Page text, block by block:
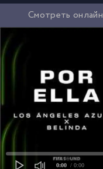
Смотреть онлайн
0:00 / 0:00